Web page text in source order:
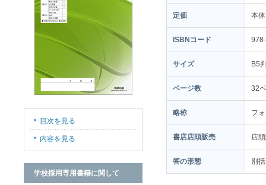
定価 本
ISBNコード
サイズ B5
ページ数 32
略称 フ
書店店頭販売 店
答の形態 別
目次を見る
内容を見る
学校採用専用書籍に関して